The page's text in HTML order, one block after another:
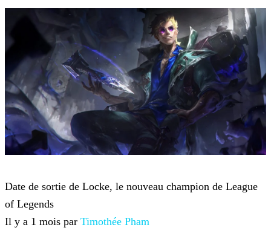
Date de sortie de Locke, le nouveau champion de League
of Legends
Il y a 1 mois par Timothée Pham